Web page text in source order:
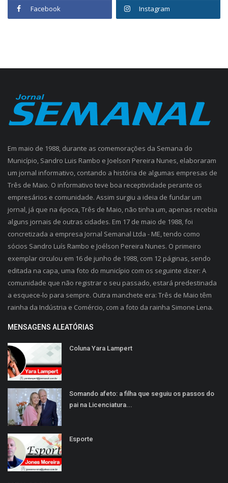
Facebook Instagram
Em maio de 1988, durante as comemorações da Semana do
Município, Sandro Luis Rambo e Joelson Pereira Nunes, elaboraram
um jornal informativo, contando a história de algumas empresas de
Três de Maio. O informativo teve boa receptividade perante os
empresários e comunidade. Assim surgiu a ideia de fundar um
jornal, já que na época, Três de Maio, não tinha um, apenas recebia
alguns jornais de outras cidades. Em 17 de maio de 1988, foi
concretizada a empresa Jornal Semanal Ltda - ME, tendo como
sócios Sandro Luís Rambo e Joélson Pereira Nunes. O primeiro
exemplar circulou em 16 de junho de 1988, com 12 páginas, sendo
editada na capa, uma foto do município com os seguinte dizer: A
comunidade que não registrar o seu passado, estará predestinada
a esquece-lo para sempre. Outra manchete era: Três de Maio têm
rainha da Indústria e Comércio, com a foto da rainha Simone Lena.
MENSAGENS ALEATÓRIAS
Coluna Yara Lampert
Somando afeto: a filha que seguiu os passos do
pai na Licenciatura...
Esporte